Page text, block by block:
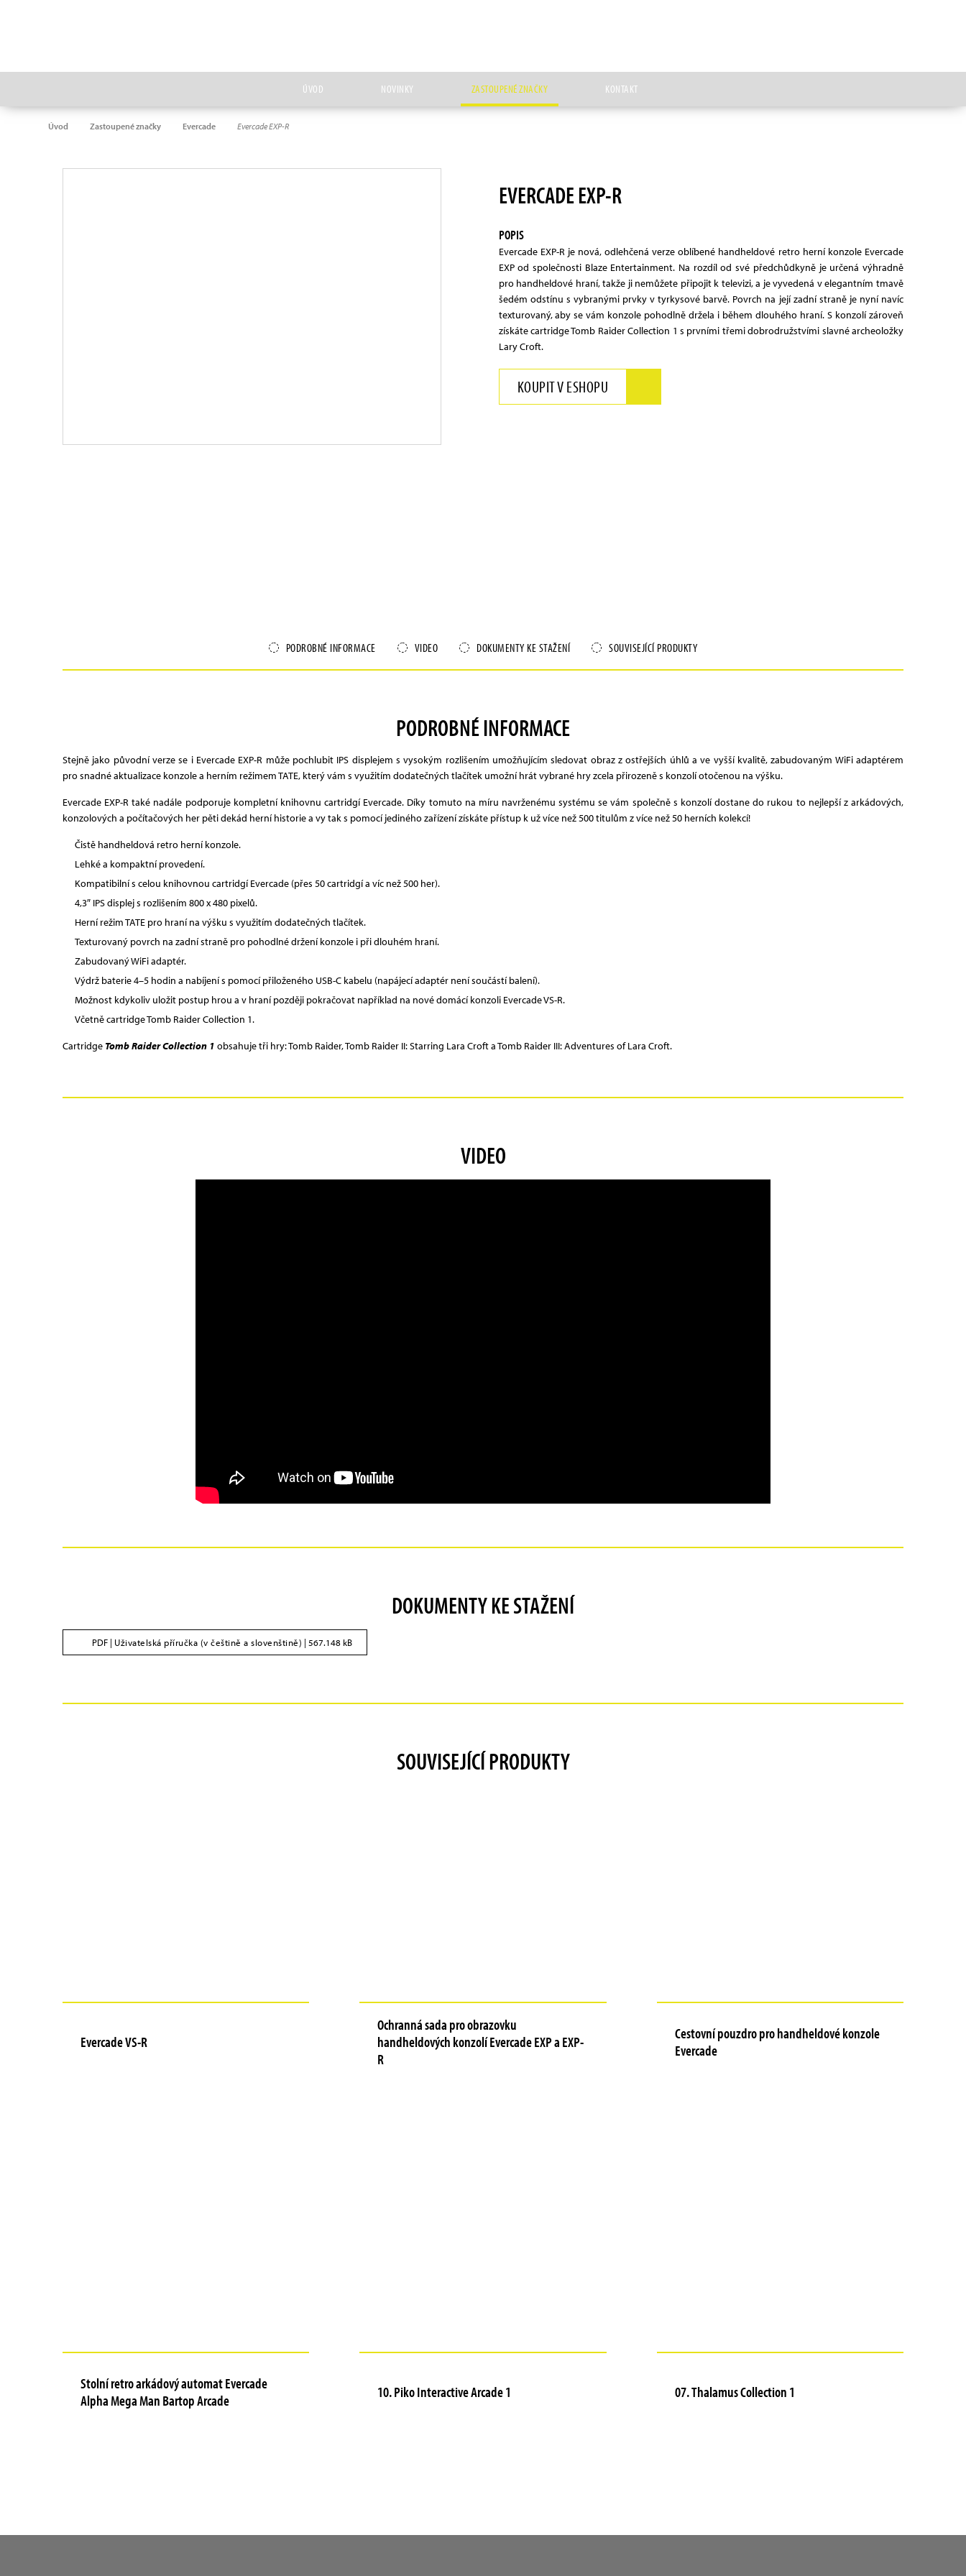
ÚVOD NOVINKY ZASTOUPENÉ ZNAČKY KONTAKT
Úvod Zastoupené značky Evercade Evercade EXP-R
EVERCADE EXP-R
POPIS
Evercade EXP-R je nová, odlehčená verze oblíbené handheldové retro herní konzole Evercade
EXP od společnosti Blaze Entertainment. Na rozdíl od své předchůdkyně je určená výhradně
pro handheldové hraní, takže ji nemůžete připojit k televizi, a je vyvedená v elegantním tmavě
šedém odstínu s vybranými prvky v tyrkysové barvě. Povrch na její zadní straně je nyní navíc
texturovaný, aby se vám konzole pohodlně držela i během dlouhého hraní. S konzolí zároveň
získáte cartridge Tomb Raider Collection 1 s prvními třemi dobrodružstvími slavné archeoložky
Lary Croft.
KOUPIT V ESHOPU
PODROBNÉ INFORMACE VIDEO DOKUMENTY KE STAŽENÍ SOUVISEJÍCÍ PRODUKTY
PODROBNÉ INFORMACE
Stejně jako původní verze se i Evercade EXP-R může pochlubit IPS displejem s vysokým rozlišením umožňujícím sledovat obraz z ostřejších úhlů a ve vyšší kvalitě, zabudovaným WiFi adaptérem
pro snadné aktualizace konzole a herním režimem TATE, který vám s využitím dodatečných tlačítek umožní hrát vybrané hry zcela přirozeně s konzolí otočenou na výšku.
Evercade EXP-R také nadále podporuje kompletní knihovnu cartridgí Evercade. Díky tomuto na míru navrženému systému se vám společně s konzolí dostane do rukou to nejlepší z arkádových,
konzolových a počítačových her pěti dekád herní historie a vy tak s pomocí jediného zařízení získáte přístup k už více než 500 titulům z více než 50 herních kolekcí!
Čistě handheldová retro herní konzole.
Lehké a kompaktní provedení.
Kompatibilní s celou knihovnou cartridgí Evercade (přes 50 cartridgí a víc než 500 her).
4,3″ IPS displej s rozlišením 800 x 480 pixelů.
Herní režim TATE pro hraní na výšku s využitím dodatečných tlačítek.
Texturovaný povrch na zadní straně pro pohodlné držení konzole i při dlouhém hraní.
Zabudovaný WiFi adaptér.
Výdrž baterie 4–5 hodin a nabíjení s pomocí přiloženého USB-C kabelu (napájecí adaptér není součástí balení).
Možnost kdykoliv uložit postup hrou a v hraní později pokračovat například na nové domácí konzoli Evercade VS-R.
Včetně cartridge Tomb Raider Collection 1.
Cartridge Tomb Raider Collection 1 obsahuje tři hry: Tomb Raider, Tomb Raider II: Starring Lara Croft a Tomb Raider III: Adventures of Lara Croft.
VIDEO
DOKUMENTY KE STAŽENÍ
PDF | Uživatelská příručka (v češtině a slovenštině) | 567.148 kB
SOUVISEJÍCÍ PRODUKTY
Evercade VS-R
Ochranná sada pro obrazovku
handheldových konzolí Evercade EXP a EXP-
R
Cestovní pouzdro pro handheldové konzole
Evercade
Stolní retro arkádový automat Evercade
Alpha Mega Man Bartop Arcade
10. Piko Interactive Arcade 1 07. Thalamus Collection 1